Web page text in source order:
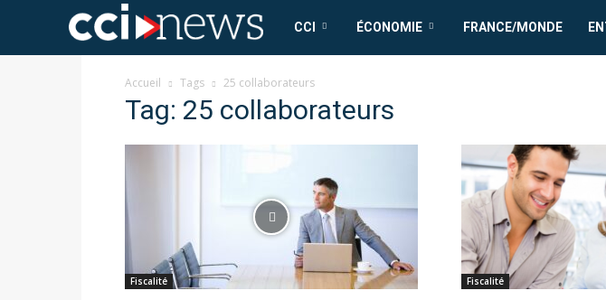
CCI
News
CCI ÉCONOMIE FRANCE/MONDE
Accueil Tags 25 collaborateurs
Tag: 25 collaborateurs
Fiscalité Fiscalité